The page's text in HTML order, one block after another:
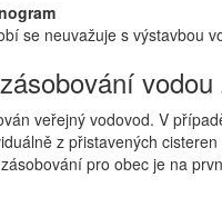
se neuvažuje s výstavbou
veřejný vodovod. V
z přistavených
pro obec je na